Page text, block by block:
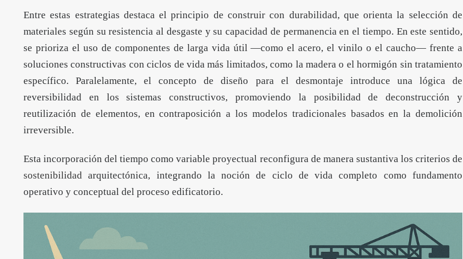
Entre estas estrategias destaca el principio de construir con durabilidad, que orienta la selección de
materiales según su resistencia al desgaste y su capacidad de permanencia en el tiempo. En este sentido,
se prioriza el uso de componentes de larga vida útil —como el acero, el vinilo o el caucho— frente a
soluciones constructivas con ciclos de vida más limitados, como la madera o el hormigón sin tratamiento
específico. Paralelamente, el concepto de diseño para el desmontaje introduce una lógica de
reversibilidad en los sistemas constructivos, promoviendo la posibilidad de deconstrucción y
reutilización de elementos, en contraposición a los modelos tradicionales basados en la demolición
irreversible.
Esta incorporación del tiempo como variable proyectual reconfigura de manera sustantiva los criterios de
sostenibilidad arquitectónica, integrando la noción de ciclo de vida completo como fundamento
operativo y conceptual del proceso edificatorio.